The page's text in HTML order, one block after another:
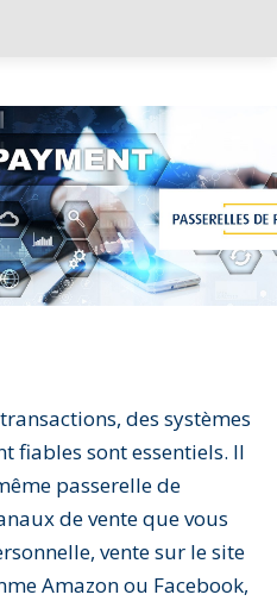
des systèmes
fiables sont essentiels. Il
passerelle de
de vente que vous
vente sur le site
Amazon ou Facebook,